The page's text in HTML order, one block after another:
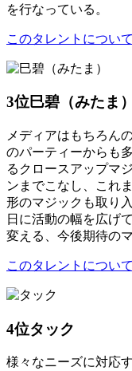
を行なっている。
このタレントについ
3位巳碧（みたま）
メディアはもちろん
のパーティーからも
るクロースアップマ
ンまでこなし、これ
形のマジックも取り
日に活動の幅を広げている。 今までのマジ
変える、今後期待の
このタレントについ
4位タック
様々なニーズに対応